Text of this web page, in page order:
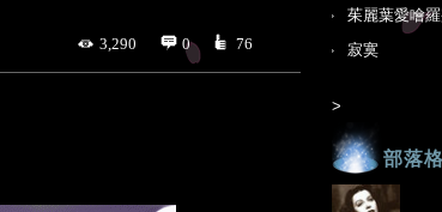
3,290 0 76
茱麗葉愛噲
寂寞
>
部落